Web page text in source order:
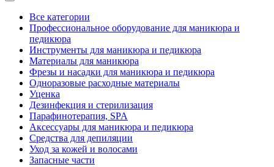
Все категории
Профессиональное оборудование для маникюра и
педикюра
Инструменты для маникюра и педикюра
Материалы для маникюра
Фрезы и насадки для маникюра и педикюра
Одноразовые расходные материалы
Уценка
Дезинфекция и стерилизация
Парафинотерапия, SPA
Аксессуары для маникюра и педикюра
Средства для депиляции
Уход за кожей и волосами
Запасные части